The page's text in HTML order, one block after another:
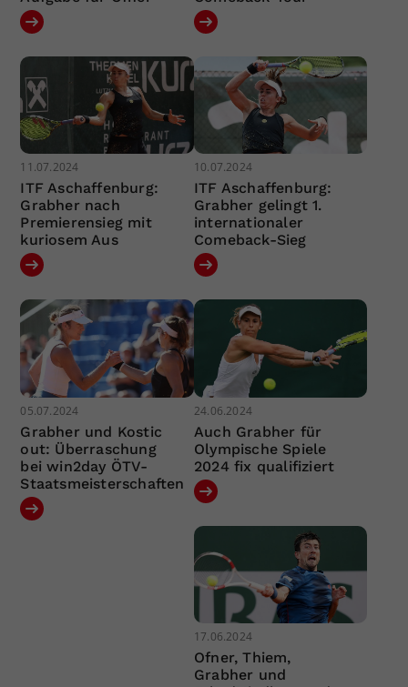
11.07.2024
ITF Aschaffenburg:
Grabher nach
Premierensieg mit
kuriosem Aus
10.07.2024
ITF Aschaffenburg:
Grabher gelingt 1.
internationaler
Comeback-Sieg
05.07.2024
Grabher und Kostic
out: Überraschung
bei win2day ÖTV-
Staatsmeisterschaften
24.06.2024
Auch Grabher für
Olympische Spiele
2024 fix qualifiziert
17.06.2024
Ofner, Thiem,
Grabher und